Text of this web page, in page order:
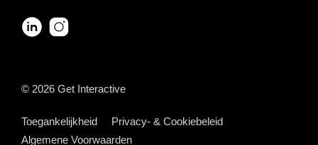
Maatwerk website of een standaard
theme?
© 2026Get Interactive
Toegankelijkheid
Privacy- & Cookiebeleid
Algemene Voorwaarden